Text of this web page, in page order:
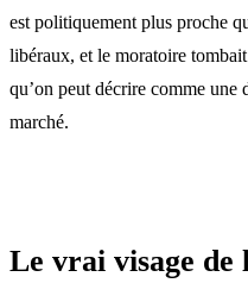
est politiquement plus proche
libéraux, et le moratoire
qu’on peut décrire comme une
marché.
Le vrai visage de